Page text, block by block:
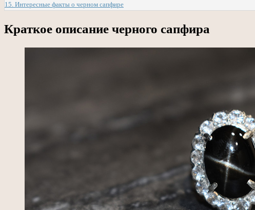
15. Интересные факты о черном сапфире
Краткое описание черного сапфира